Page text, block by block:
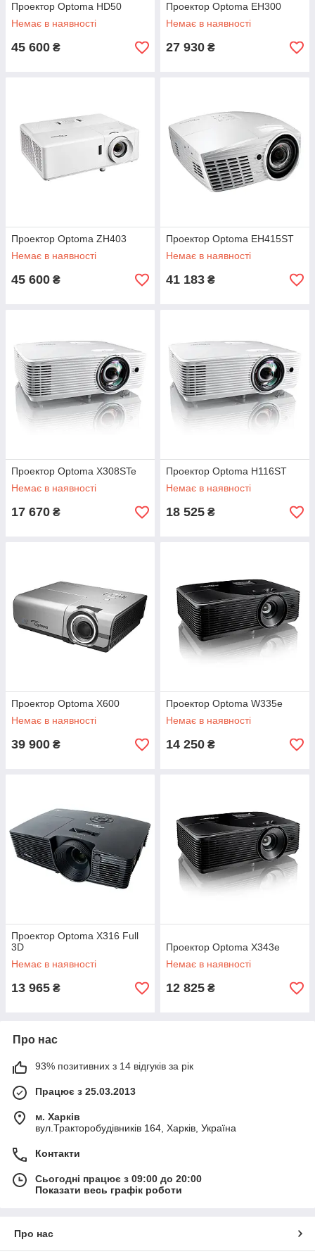
Проектор Optoma HD50
Немає в наявності
45 600 ₴
Проектор Optoma EH300
Немає в наявності
27 930 ₴
Проектор Optoma ZH403
Немає в наявності
45 600 ₴
Проектор Optoma EH415ST
Немає в наявності
41 183 ₴
Проектор Optoma X308STe
Немає в наявності
17 670 ₴
Проектор Optoma H116ST
Немає в наявності
18 525 ₴
Проектор Optoma X600
Немає в наявності
39 900 ₴
Проектор Optoma W335e
Немає в наявності
14 250 ₴
Проектор Optoma X316 Full
3D
Немає в наявності
13 965 ₴
Проектор Optoma X343e
Немає в наявності
12 825 ₴
Про нас
93% позитивних з 14 відгуків за рік
Працює з 25.03.2013
м. Харків
вул.Тракторобудівників 164, Харків, Україна
Контакти
Сьогодні працює з 09:00 до 20:00
Показати весь графік роботи
Про нас